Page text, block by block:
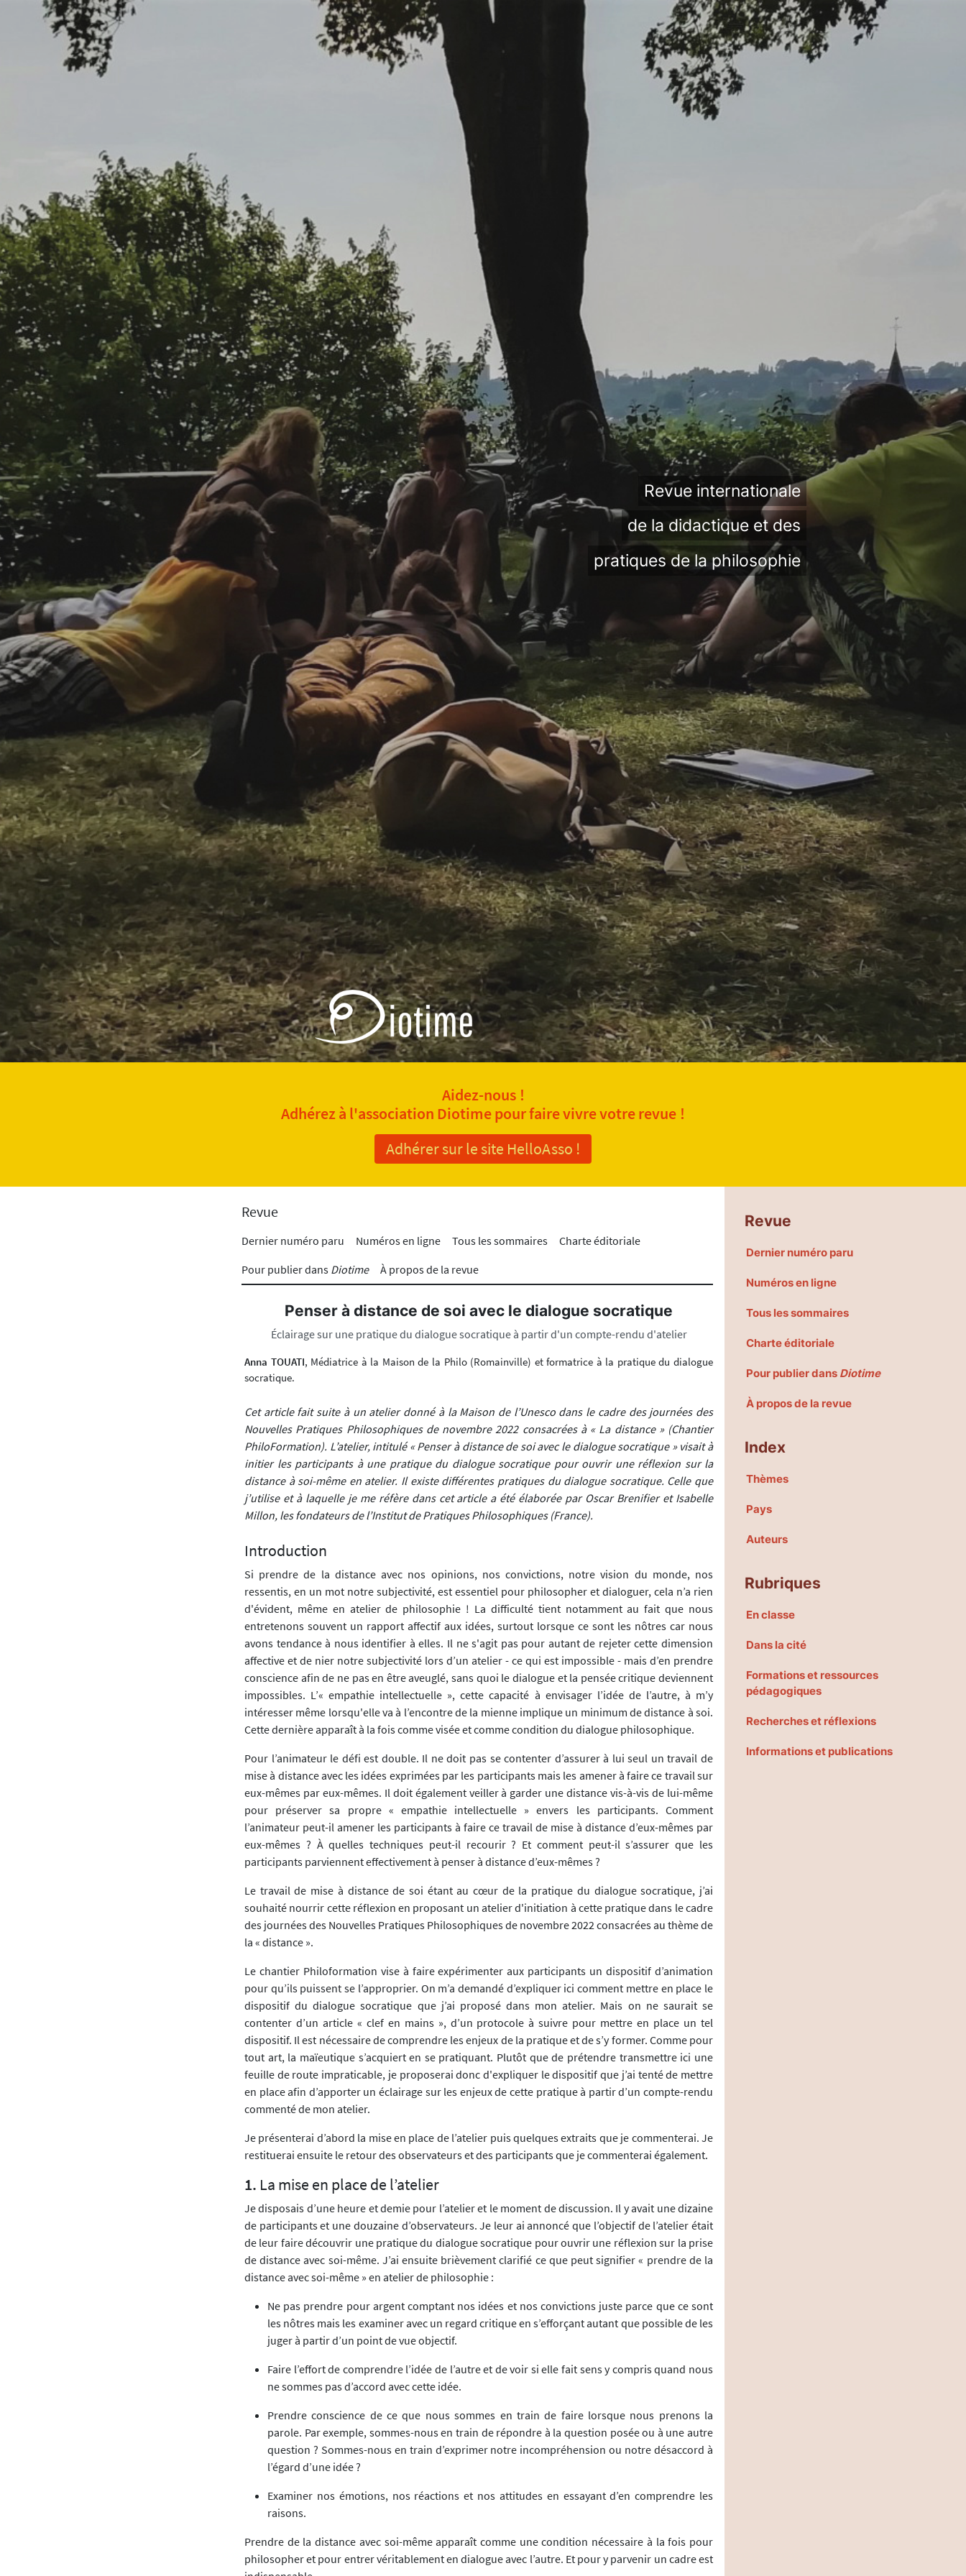
Revue internationale
de la didactique et des
pratiques de la philosophie
Aidez-nous !
Adhérez à l'association Diotime pour faire vivre votre revue !
Adhérer sur le site HelloAsso !
Revue
Dernier numéro paru Numéros en ligne Tous les sommaires
Charte éditoriale
Pour publier dans Diotime À propos de la revue
Penser à distance de soi avec le dialogue socratique
Éclairage sur une pratique du dialogue socratique à partir d'un compte-rendu d'atelier
Anna TOUATI, Médiatrice à la Maison de la Philo (Romainville) et formatrice à la pratique du dialogue
socratique.
Cet article fait suite à un atelier donné à la Maison de l’Unesco dans le cadre des journées des
Nouvelles Pratiques Philosophiques de novembre 2022 consacrées à « La distance » (Chantier
PhiloFormation). L’atelier, intitulé « Penser à distance de soi avec le dialogue socratique » visait à
initier les participants à une pratique du dialogue socratique pour ouvrir une réflexion sur la
distance à soi-même en atelier. Il existe différentes pratiques du dialogue socratique. Celle que
j’utilise et à laquelle je me réfère dans cet article a été élaborée par Oscar Brenifier et Isabelle
Millon, les fondateurs de l’Institut de Pratiques Philosophiques (France).
Introduction
Si prendre de la distance avec nos opinions, nos convictions, notre vision du monde, nos
ressentis, en un mot notre subjectivité, est essentiel pour philosopher et dialoguer, cela n’a rien
d'évident, même en atelier de philosophie ! La difficulté tient notamment au fait que nous
entretenons souvent un rapport affectif aux idées, surtout lorsque ce sont les nôtres car nous
avons tendance à nous identifier à elles. Il ne s'agit pas pour autant de rejeter cette dimension
affective et de nier notre subjectivité lors d’un atelier - ce qui est impossible - mais d’en prendre
conscience afin de ne pas en être aveuglé, sans quoi le dialogue et la pensée critique deviennent
impossibles. L’« empathie intellectuelle », cette capacité à envisager l’idée de l’autre, à m’y
intéresser même lorsqu'elle va à l’encontre de la mienne implique un minimum de distance à soi.
Cette dernière apparaît à la fois comme visée et comme condition du dialogue philosophique.
Pour l’animateur le défi est double. Il ne doit pas se contenter d’assurer à lui seul un travail de
mise à distance avec les idées exprimées par les participants mais les amener à faire ce travail sur
eux-mêmes par eux-mêmes. Il doit également veiller à garder une distance vis-à-vis de lui-même
pour préserver sa propre « empathie intellectuelle » envers les participants. Comment
l’animateur peut-il amener les participants à faire ce travail de mise à distance d’eux-mêmes par
eux-mêmes ? À quelles techniques peut-il recourir ? Et comment peut-il s’assurer que les
participants parviennent effectivement à penser à distance d’eux-mêmes ?
Le travail de mise à distance de soi étant au cœur de la pratique du dialogue socratique, j’ai
souhaité nourrir cette réflexion en proposant un atelier d'initiation à cette pratique dans le cadre
des journées des Nouvelles Pratiques Philosophiques de novembre 2022 consacrées au thème de
la « distance ».
Le chantier Philoformation vise à faire expérimenter aux participants un dispositif d’animation
pour qu’ils puissent se l’approprier. On m’a demandé d’expliquer ici comment mettre en place le
dispositif du dialogue socratique que j’ai proposé dans mon atelier. Mais on ne saurait se
contenter d’un article « clef en mains », d’un protocole à suivre pour mettre en place un tel
dispositif. Il est nécessaire de comprendre les enjeux de la pratique et de s’y former. Comme pour
tout art, la maïeutique s’acquiert en se pratiquant. Plutôt que de prétendre transmettre ici une
feuille de route impraticable, je proposerai donc d'expliquer le dispositif que j’ai tenté de mettre
en place afin d’apporter un éclairage sur les enjeux de cette pratique à partir d’un compte-rendu
commenté de mon atelier.
Je présenterai d’abord la mise en place de l’atelier puis quelques extraits que je commenterai. Je
restituerai ensuite le retour des observateurs et des participants que je commenterai également.
La mise en place de l’atelier
Je disposais d’une heure et demie pour l’atelier et le moment de discussion. Il y avait une dizaine
de participants et une douzaine d’observateurs. Je leur ai annoncé que l’objectif de l’atelier était
de leur faire découvrir une pratique du dialogue socratique pour ouvrir une réflexion sur la prise
de distance avec soi-même. J’ai ensuite brièvement clarifié ce que peut signifier « prendre de la
distance avec soi-même » en atelier de philosophie :
Ne pas prendre pour argent comptant nos idées et nos convictions juste parce que ce sont
les nôtres mais les examiner avec un regard critique en s’efforçant autant que possible de les
juger à partir d’un point de vue objectif.
Faire l’effort de comprendre l’idée de l’autre et de voir si elle fait sens y compris quand nous
ne sommes pas d’accord avec cette idée.
Prendre conscience de ce que nous sommes en train de faire lorsque nous prenons la
parole. Par exemple, sommes-nous en train de répondre à la question posée ou à une autre
question ? Sommes-nous en train d’exprimer notre incompréhension ou notre désaccord à
l’égard d’une idée ?
Examiner nos émotions, nos réactions et nos attitudes en essayant d’en comprendre les
raisons.
Prendre de la distance avec soi-même apparaît comme une condition nécessaire à la fois pour
philosopher et pour entrer véritablement en dialogue avec l’autre. Et pour y parvenir un cadre est
Revue
Dernier numéro paru
Numéros en ligne
Tous les sommaires
Charte éditoriale
Pour publier dans Diotime
À propos de la revue
Index
Thèmes
Pays
Auteurs
Rubriques
En classe
Dans la cité
Formations et ressources
pédagogiques
Recherches et réflexions
Informations et publications